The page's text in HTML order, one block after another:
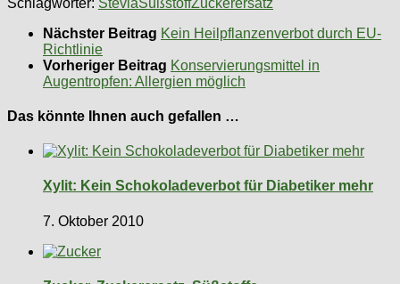
Nächster Beitrag Kein Heilpflanzenverbot durch EU-
Richtlinie
Vorheriger Beitrag Konservierungsmittel in
Augentropfen: Allergien möglich
Das könnte Ihnen auch gefallen …
Xylit: Kein Schokoladeverbot für Diabetiker mehr
7. Oktober 2010